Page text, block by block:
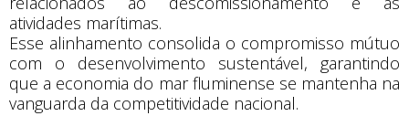
atividades marítimas.
Esse alinhamento consolida o compromisso mútuo
com o desenvolvimento sustentável, garantindo
que a economia do mar fluminense se mantenha na
vanguarda da competitividade nacional.